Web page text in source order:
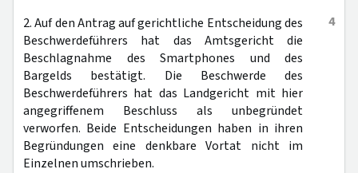
4
2. Auf den Antrag auf gerichtliche Entscheidung des
Beschwerdeführers hat das Amtsgericht die
Beschlagnahme des Smartphones und des
Bargelds bestätigt. Die Beschwerde des
Beschwerdeführers hat das Landgericht mit hier
angegriffenem Beschluss als unbegründet
verworfen. Beide Entscheidungen haben in ihren
Begründungen eine denkbare Vortat nicht im
Einzelnen umschrieben.